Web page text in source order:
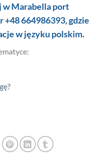
w Marabella port
+48 664986393, gdzie
w języku polskim.